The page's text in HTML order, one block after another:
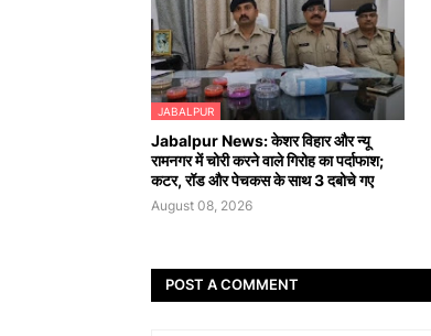
JABALPUR
Jabalpur News: केशर विहार और न्यू
रामनगर में चोरी करने वाले गिरोह का पर्दाफाश;
कटर, रॉड और पेचकस के साथ 3 दबोचे गए
August 08, 2026
POST A COMMENT